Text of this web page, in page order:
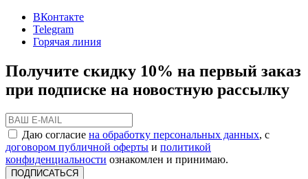
ВКонтакте
Telegram
Горячая линия
Получите скидку 10% на первый заказ
при подписке на новостную рассылку
Даю согласие на обработку персональных данных, с
договором публичной оферты и политикой
конфиденциальности ознакомлен и принимаю.
ПОДПИСАТЬСЯ